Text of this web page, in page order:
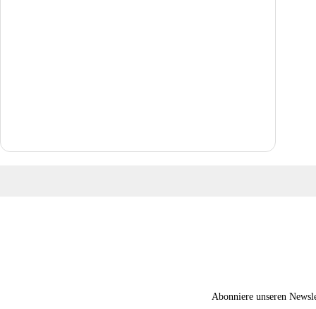
Abonniere unseren